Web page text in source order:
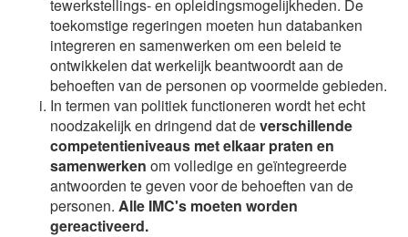
tewerkstellings- en opleidingsmogelijkheden. De
toekomstige regeringen moeten hun databanken
integreren en samenwerken om een beleid te
ontwikkelen dat werkelijk beantwoordt aan de
behoeften van de personen op voormelde gebieden.
In termen van politiek functioneren wordt het echt
noodzakelijk en dringend dat deverschillende
competentieniveaus met elkaar praten en
samenwerken om volledige en geïntegreerde
antwoorden te geven voor de behoeften van de
personen. Alle IMC's moeten worden
gereactiveerd.